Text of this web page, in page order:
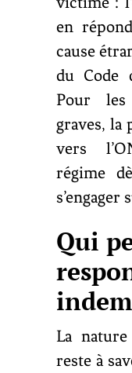
en
cause
du Code
Pour
graves, la
vers
régime
s’engager
Qui
La
reste à